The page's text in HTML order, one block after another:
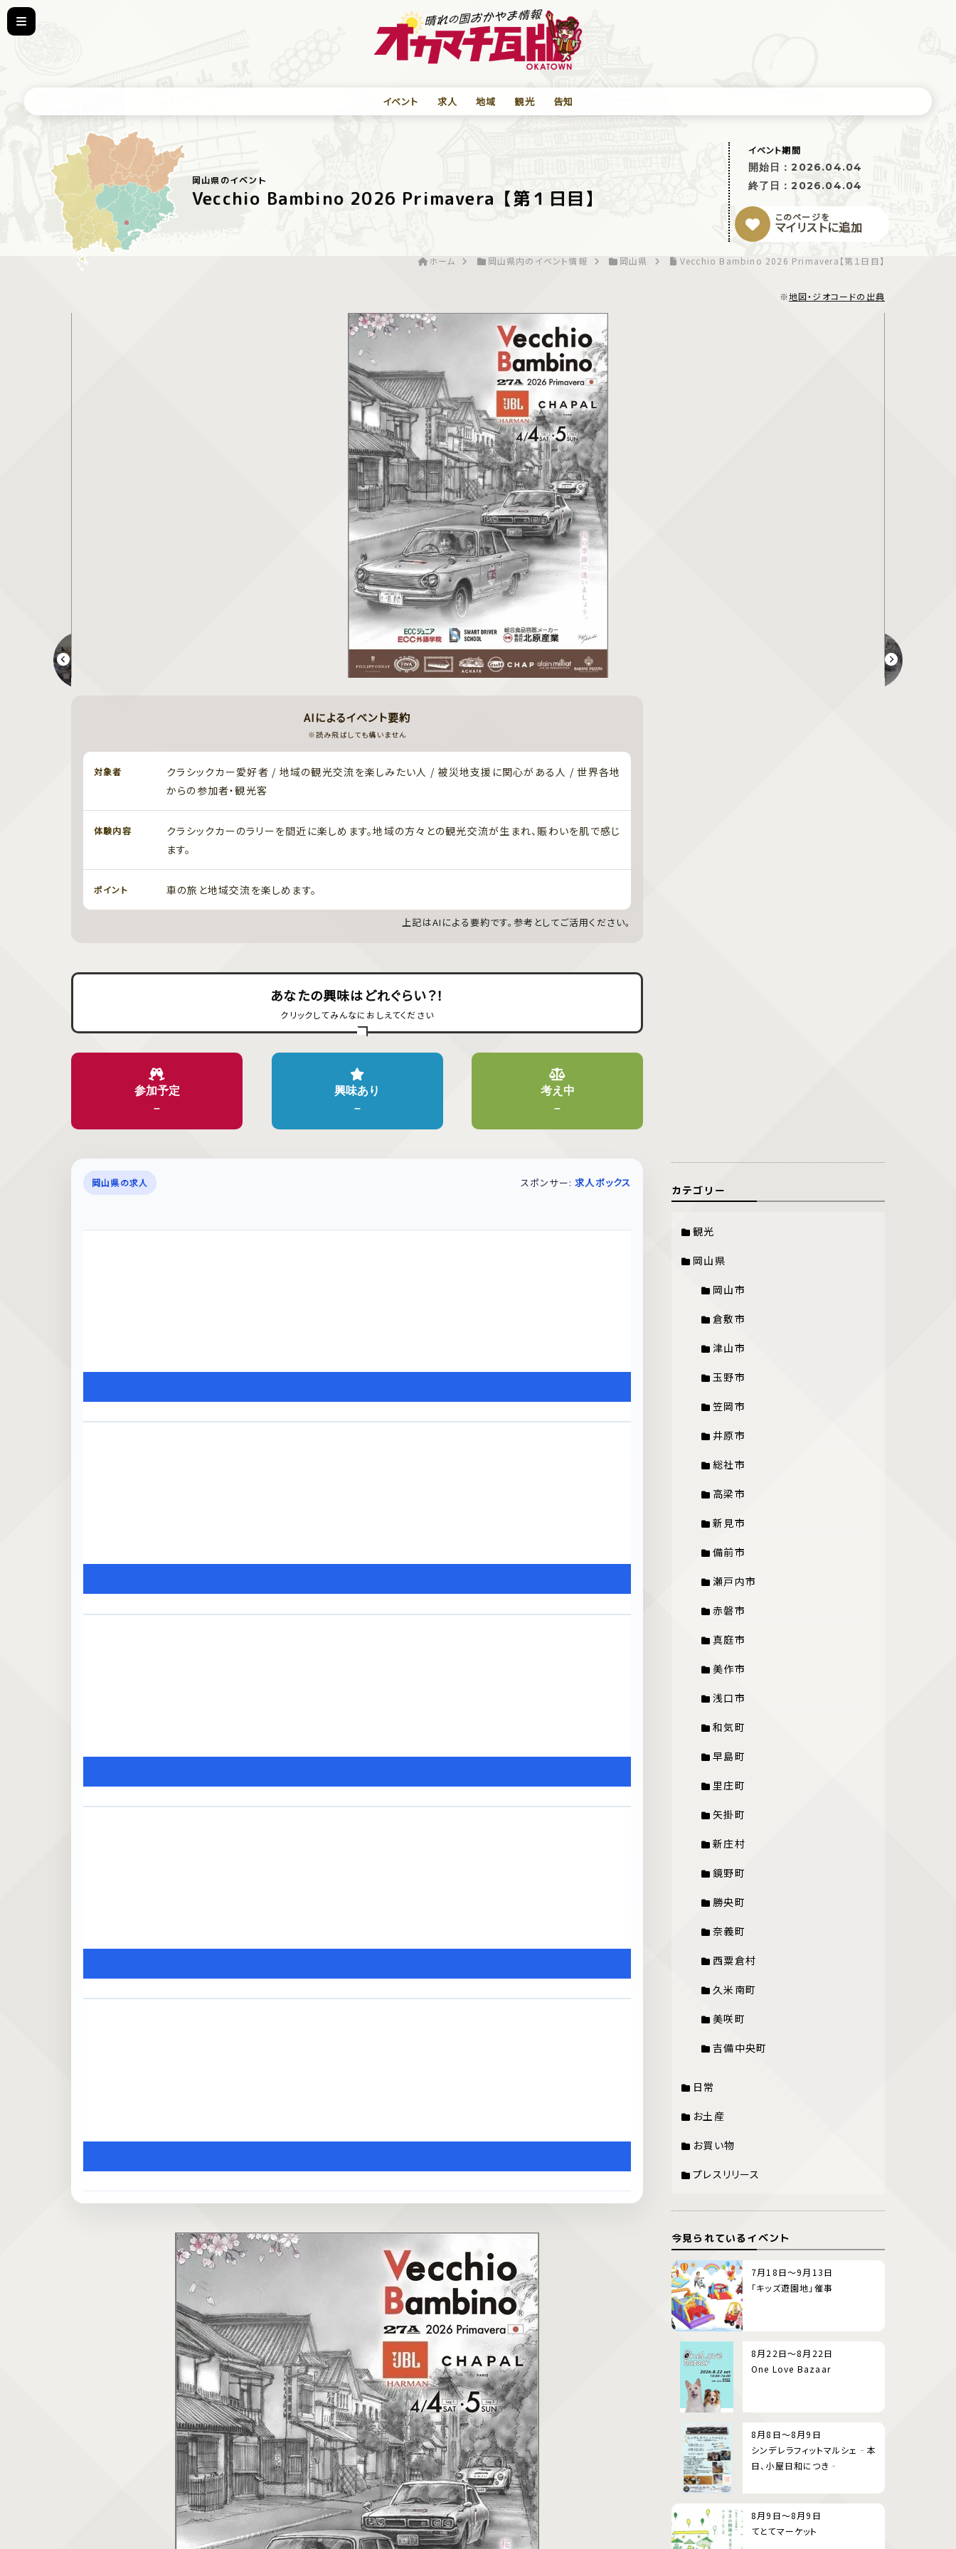
イベント 求人 地域 観光 告知
岡山県のイベント
Vecchio Bambino 2026 Primavera【第１日目】
イベント期間
開始日：2026.04.04
終了日：2026.04.04
このページを
マイリストに追加
ホーム 岡山県内のイベント情報 岡山県 Vecchio Bambino 2026 Primavera【第１日目】
※地図・ジオコードの出典
AIによるイベント要約
※読み飛ばしても構いません
対象者
クラシックカー愛好者 / 地域の観光交流を楽しみたい人 / 被災地支援に関心がある人 / 世界各地
からの参加者・観光客
体験内容
クラシックカーのラリーを間近に楽しめます。地域の方々との観光交流が生まれ、賑わいを肌で感じ
ます。
ポイント 車の旅と地域交流を楽しめます。
上記はAIによる要約です。参考としてご活用ください。
あなたの興味はどれぐらい？！
クリックしてみんなにおしえてください
参加予定
–
興味あり
–
考え中
–
岡山県の求人 スポンサー:求人ボックス
カテゴリー
観光
岡山県
岡山市
倉敷市
津山市
玉野市
笠岡市
井原市
総社市
高梁市
新見市
備前市
瀬戸内市
赤磐市
真庭市
美作市
浅口市
和気町
早島町
里庄町
矢掛町
新庄村
鏡野町
勝央町
奈義町
西粟倉村
久米南町
美咲町
吉備中央町
日常
お土産
お買い物
プレスリリース
今見られているイベント
7月18日～9月13日
「キッズ遊園地」催事
8月22日～8月22日
One Love Bazaar
8月8日～8月9日
シンデレラフィットマルシェ‐本
日、小屋日和につき‐
8月9日～8月9日
てとてマーケット